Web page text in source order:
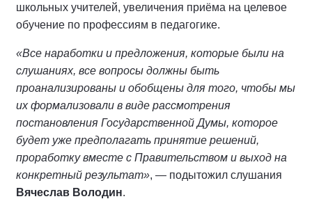
школьных учителей, увеличения приёма на целевое
обучение по профессиям в педагогике.
«Все наработки и предложения, которые были на
слушаниях, все вопросы должны быть
проанализированы и обобщены для того, чтобы мы
их формализовали в виде рассмотрения
постановления Государственной Думы, которое
будет уже предполагать принятие решений,
проработку вместе с Правительством и выход на
конкретный результат», — подытожил слушания
Вячеслав Володин.